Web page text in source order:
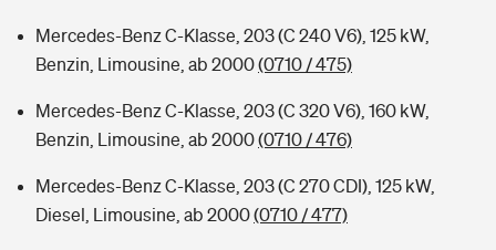
Mercedes-Benz C-Klasse, 203 (C 240 V6), 125 kW,
Benzin, Limousine, ab 2000(0710 / 475)
Mercedes-Benz C-Klasse, 203 (C 320 V6), 160 kW,
Benzin, Limousine, ab 2000(0710 / 476)
Mercedes-Benz C-Klasse, 203 (C 270 CDI), 125 kW,
Diesel, Limousine, ab 2000(0710 / 477)